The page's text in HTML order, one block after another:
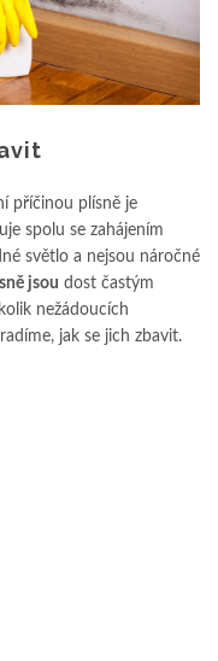
příčinou plísně je
spolu se zahájením
světlo a nejsou náročné
jsou dost častým
nežádoucích
jak se jich zbavit.